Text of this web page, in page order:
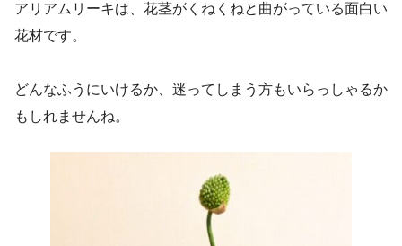
アリアムリーキは、花茎がくねくねと曲がっている面白い
花材です。
どんなふうにいけるか、迷ってしまう方もいらっしゃるか
もしれませんね。